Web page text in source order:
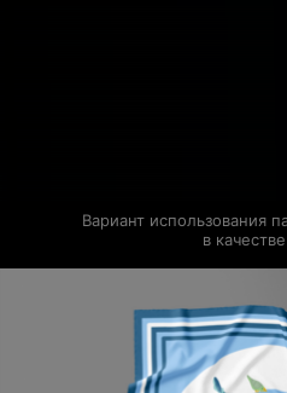
Вариант использования
в